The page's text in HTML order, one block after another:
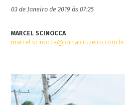
03 de Janeiro de 2019 às 07:25
MARCEL SCINOCCA
marcel.scinocca@jornalcruzeiro.com.br